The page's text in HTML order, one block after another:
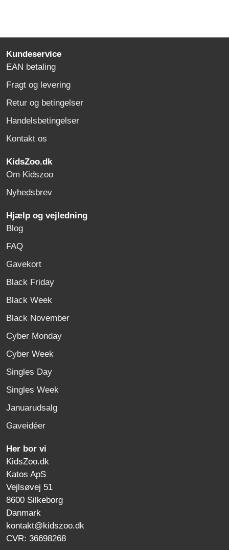
Kundeservice
EAN betaling
Fragt og levering
Retur og betingelser
Handelsbetingelser
Kontakt os
KidsZoo.dk
Om Kidszoo
Nyhedsbrev
Hjælp og vejledning
Blog
FAQ
Gavekort
Black Friday
Black Week
Black November
Cyber Monday
Cyber Week
Singles Day
Singles Week
Januarudsalg
Gaveidéer
Her bor vi
KidsZoo.dk
Katos ApS
Vejlsøvej 51
8600 Silkeborg
Danmark
kontakt@kidszoo.dk
CVR: 36698268